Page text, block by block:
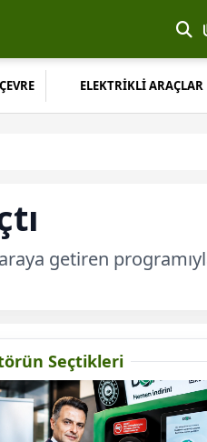
ELEKTRİKLİ ARAÇLAR
getiren
Seçtikleri